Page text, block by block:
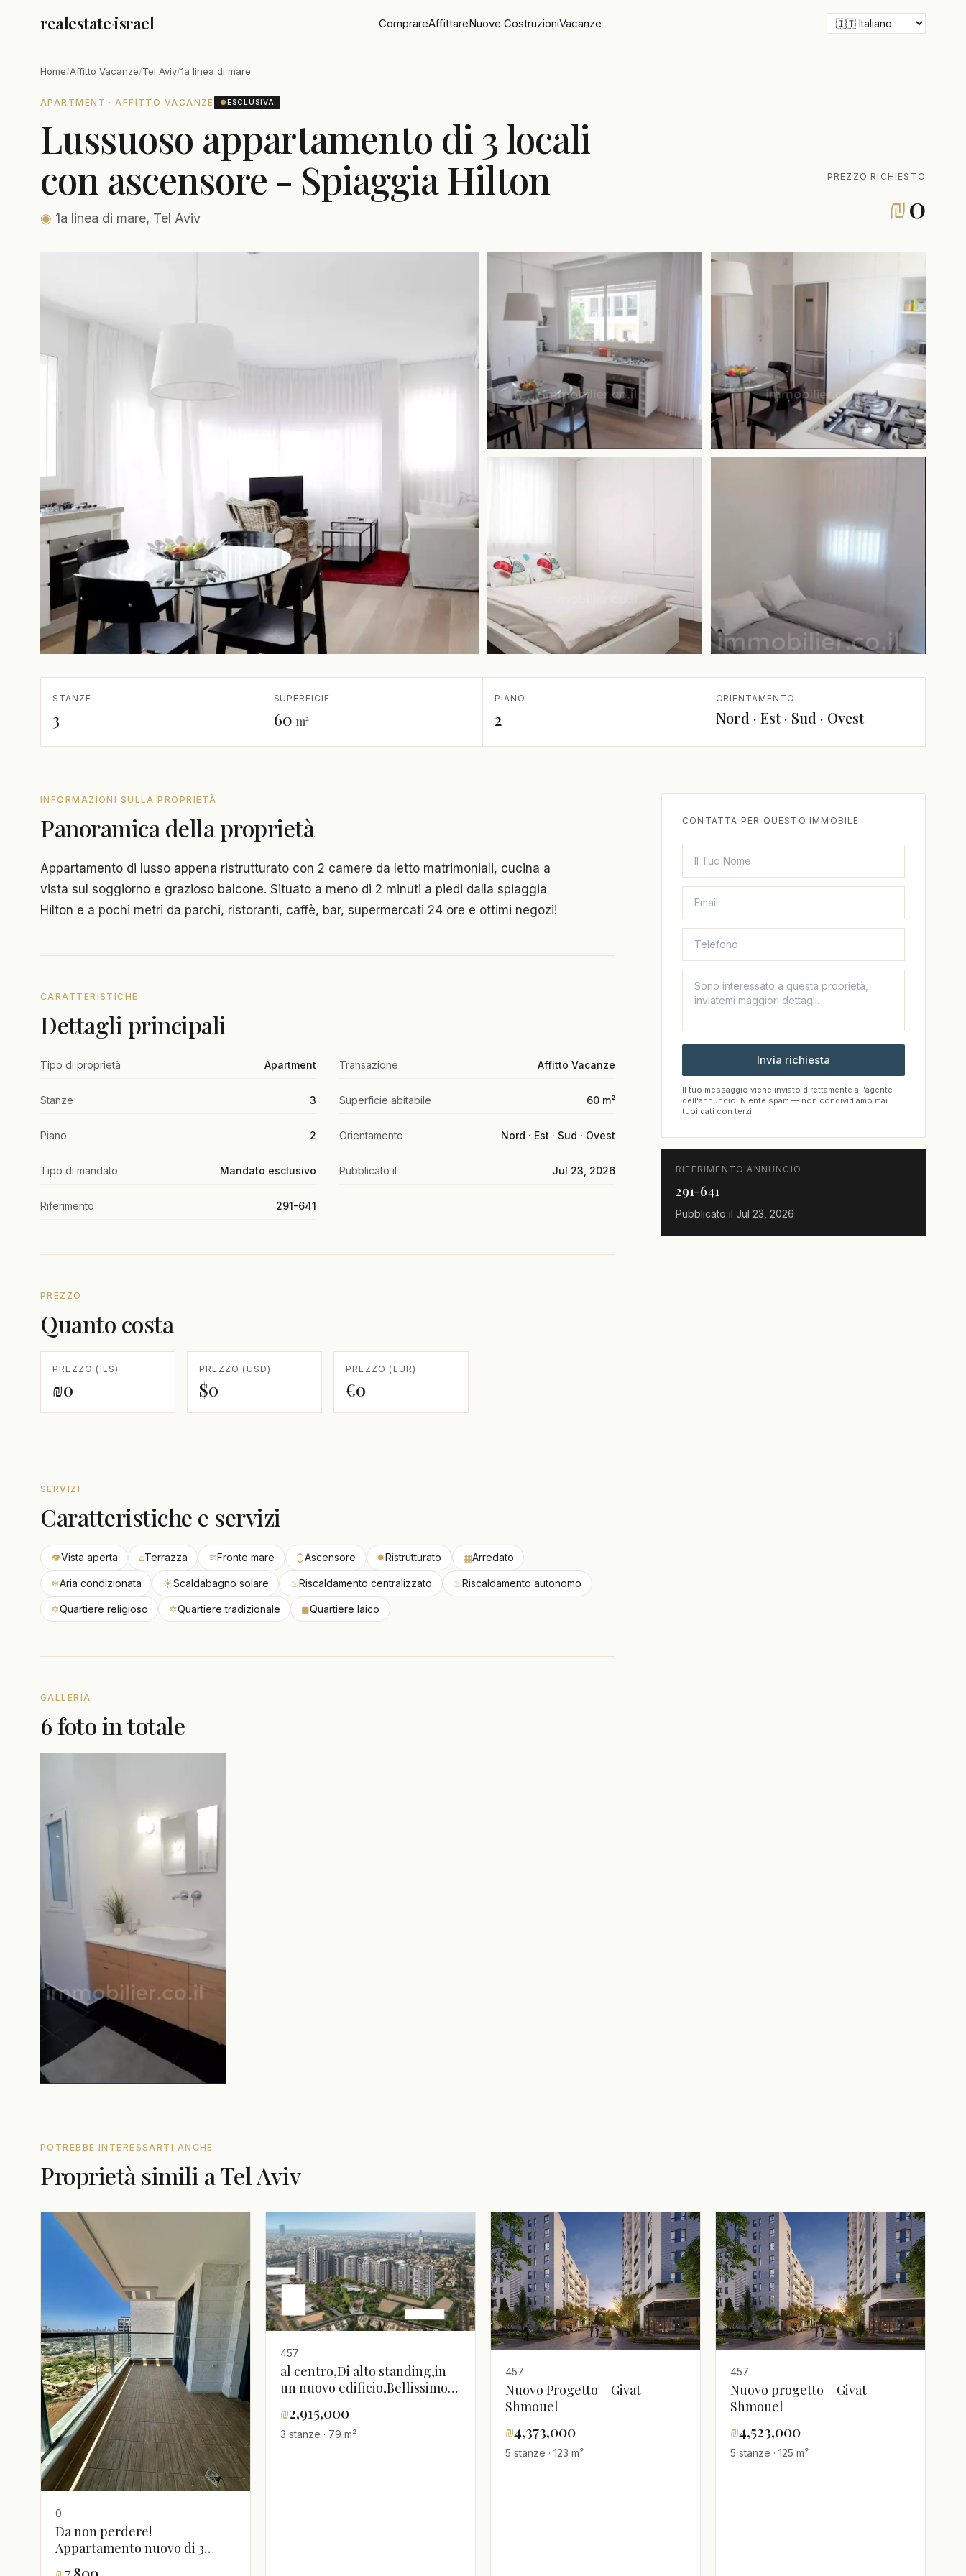
realestate·israel ComprareAffittareNuove CostruzioniVacanze
Home/Affitto Vacanze/Tel Aviv/1a linea di mare
APARTMENT · AFFITTO VACANZE ●ESCLUSIVA
Lussuoso appartamento di 3 locali
con ascensore - Spiaggia Hilton
◉ 1a linea di mare, Tel Aviv
PREZZO RICHIESTO
₪0
STANZE
3
SUPERFICIE
60 m²
PIANO
2
ORIENTAMENTO
Nord · Est · Sud · Ovest
INFORMAZIONI SULLA PROPRIETÀ
Panoramica della proprietà
Appartamento di lusso appena ristrutturato con 2 camere da letto matrimoniali, cucina a
vista sul soggiorno e grazioso balcone. Situato a meno di 2 minuti a piedi dalla spiaggia
Hilton e a pochi metri da parchi, ristoranti, caffè, bar, supermercati 24 ore e ottimi negozi!
CARATTERISTICHE
Dettagli principali
Tipo di proprietà Apartment Transazione Affitto Vacanze
Stanze 3 Superficie abitabile 60 m²
Piano 2 Orientamento Nord · Est · Sud · Ovest
Tipo di mandato Mandato esclusivo Pubblicato il Jul 23, 2026
Riferimento 291-641
PREZZO
Quanto costa
PREZZO (ILS)
₪0
PREZZO (USD)
$0
PREZZO (EUR)
€0
SERVIZI
Caratteristiche e servizi
👁Vista aperta ⌂Terrazza ≋Fronte mare ↕Ascensore ✹Ristrutturato ▦Arredato
❄Aria condizionata ☀Scaldabagno solare ♨Riscaldamento centralizzato ♨Riscaldamento autonomo
✡Quartiere religioso ✡Quartiere tradizionale ◼Quartiere laico
GALLERIA
6 foto in totale
CONTATTA PER QUESTO IMMOBILE
Invia richiesta
Il tuo messaggio viene inviato direttamente all'agente
dell'annuncio. Niente spam — non condividiamo mai i
tuoi dati con terzi.
RIFERIMENTO ANNUNCIO
291-641
Pubblicato il Jul 23, 2026
POTREBBE INTERESSARTI ANCHE
Proprietà simili a Tel Aviv
0
Da non perdere!
Appartamento nuovo di 3
locali dal costruttore in affitto,
457
al centro,Di alto standing,in
un nuovo edificio,Bellissimo
₪2,915,000
3 stanze · 79 m²
457
Nuovo Progetto – Givat
Shmouel
₪4,373,000
5 stanze · 123 m²
457
Nuovo progetto – Givat
Shmouel
₪4,523,000
5 stanze · 125 m²